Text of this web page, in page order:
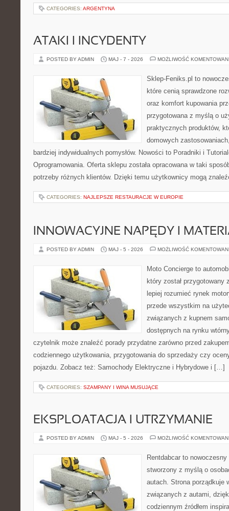
CATEGORIES: ARGENTYNA
ATAKI I INCYDENTY
POSTED BY ADMIN MAJ - 7 - 2026 MOŻLIWOŚĆ
Sklep-Feniks.pl to
które cenią sprawdzone
oraz komfort kupowania
przygotowana z myślą o
praktycznych produktów,
domowych
bardziej indywidualnych pomysłów. Nowości to Poradniki i
Oprogramowania. Oferta sklepu została opracowana w taki
potrzeby różnych klientów. Dzięki temu użytkownicy mogą
CATEGORIES: NAJLEPSZE RESTAURACJE W EUROPIE
INNOWACYJNE NAPĘDY I
POSTED BY ADMIN MAJ - 5 - 2026 MOŻLIWOŚĆ
Moto Concierge to
który został
lepiej rozumieć rynek
przede wszystkim na
związanych z kupnem
dostępnych na rynku
czytelnik może znaleźć porady przydatne zarówno przed
codziennego użytkowania, przygotowania do sprzedaży czy
pojazdu. Zobacz też: Samochody Elektryczne i Hybrydowe i […]
CATEGORIES: SZAMPANY I WINA MUSUJĄCE
EKSPLOATACJA I UTRZYMANIE
POSTED BY ADMIN MAJ - 5 - 2026 MOŻLIWOŚĆ
Rentdabcar to
stworzony z myślą o
autach. Strona porządkuje
związanych z autami,
codziennym źródłem